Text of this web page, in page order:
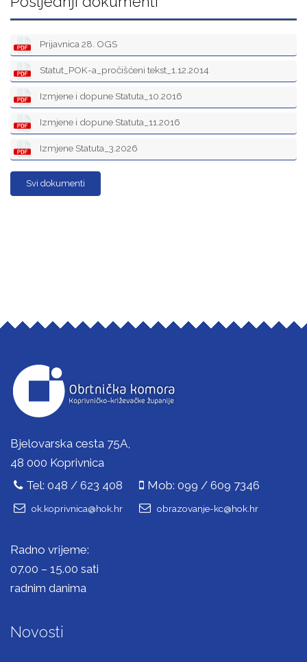
Prijavnica 28. OGS
Statut_POK-a_pročišćeni tekst_1.12.2014
Izmjene i dopune Statuta_10.2016
Izmjene i dopune Statuta_11.2016
Izmjene Statuta_3.2026
Svi dokumenti
Bjelovarska cesta 75A,
48 000 Koprivnica
Tel: 048 / 623 408
Mob: 099 / 609 7346
ok.koprivnica@hok.hr obrazovanje-kc@hok.hr
Radno vrijeme:
07.00 – 15.00 sati
radnim danima
Novosti